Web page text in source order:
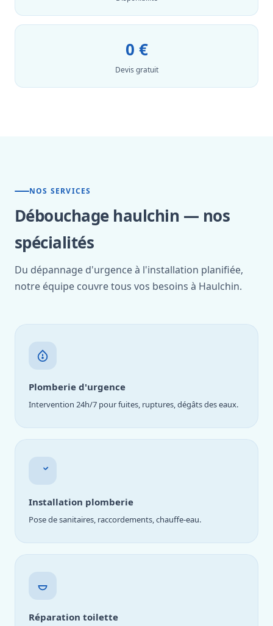
0 €
Devis gratuit
NOS SERVICES
Débouchage haulchin — nos
spécialités
Du dépannage d'urgence à l'installation planifiée,
notre équipe couvre tous vos besoins à Haulchin.
Plomberie d'urgence
Intervention 24h/7 pour fuites, ruptures, dégâts des eaux.
Installation plomberie
Pose de sanitaires, raccordements, chauffe-eau.
Réparation toilette